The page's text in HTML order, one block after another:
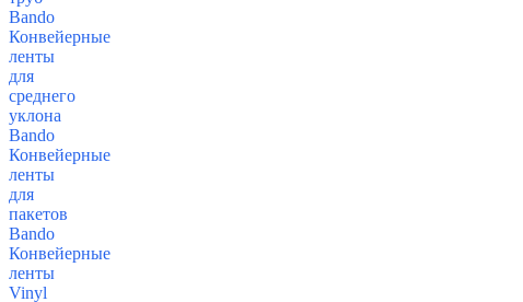
Bando
Конвейерные
ленты
для
среднего
уклона
Bando
Конвейерные
ленты
для
пакетов
Bando
Конвейерные
ленты
Vinyl